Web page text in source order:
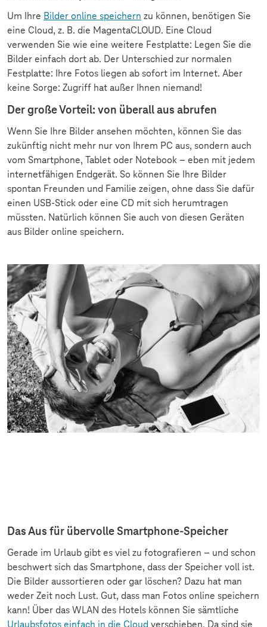
Um Ihre Bilder online speichern zu können, benötigen Sie
eine Cloud, z. B. die MagentaCLOUD. Eine Cloud
verwenden Sie wie eine weitere Festplatte: Legen Sie die
Bilder einfach dort ab. Der Unterschied zur normalen
Festplatte: Ihre Fotos liegen ab sofort im Internet. Aber
keine Sorge: Zugriff hat außer Ihnen niemand!
Der große Vorteil: von überall aus abrufen
Wenn Sie Ihre Bilder ansehen möchten, können Sie das
zukünftig nicht mehr nur von Ihrem PC aus, sondern auch
vom Smartphone, Tablet oder Notebook – eben mit jedem
internetfähigen Endgerät. So können Sie Ihre Bilder
spontan Freunden und Familie zeigen, ohne dass Sie dafür
einen USB-Stick oder eine CD mit sich herumtragen
müssten. Natürlich können Sie auch von diesen Geräten
aus Bilder online speichern.
Das Aus für übervolle Smartphone-Speicher
Gerade im Urlaub gibt es viel zu fotografieren – und schon
beschwert sich das Smartphone, dass der Speicher voll ist.
Die Bilder aussortieren oder gar löschen? Dazu hat man
weder Zeit noch Lust. Gut, dass man Fotos online speichern
kann! Über das WLAN des Hotels können Sie sämtliche
Urlaubsfotos einfach in die Cloud verschieben. Da sind sie